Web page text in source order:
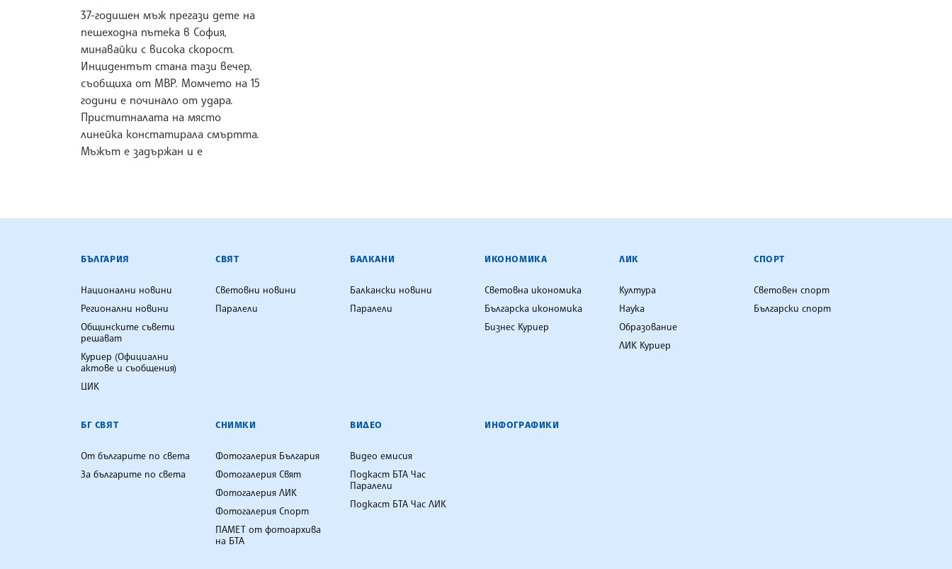
37-годишен мъж прегази дете на
пешеходна пътека в София,
минавайки с висока скорост.
Инцидентът стана тази вечер,
съобщиха от МВР. Момчето на 15
години е починало от удара.
Приститналата на място
линейка констатирала смъртта.
Мъжът е задържан и е
БЪЛГАРСКА ТЕЛЕГРАФНА АГЕНЦИЯ
БЪЛГАРИЯ
Национални новини
Регионални новини
Общинските съвети
решават
Куриер (Официални
актове и съобщения)
ЦИК
СВЯТ
Световни новини
Паралели
БАЛКАНИ
Балкански новини
Паралели
ИКОНОМИКА
Световна икономика
Българска икономика
Бизнес Куриер
ЛИК
Култура
Наука
Образование
ЛИК Куриер
СПОРТ
Световен спорт
Български спорт
БГ СВЯТ
От българите по света
За българите по света
СНИМКИ
Фотогалерия България
Фотогалерия Свят
Фотогалерия ЛИК
Фотогалерия Спорт
ПАМЕТ от фотоархива
на БТА
ВИДЕО
Видео емисия
Подкаст БТА Час
Паралели
Подкаст БТА Час ЛИК
ИНФОГРАФИКИ